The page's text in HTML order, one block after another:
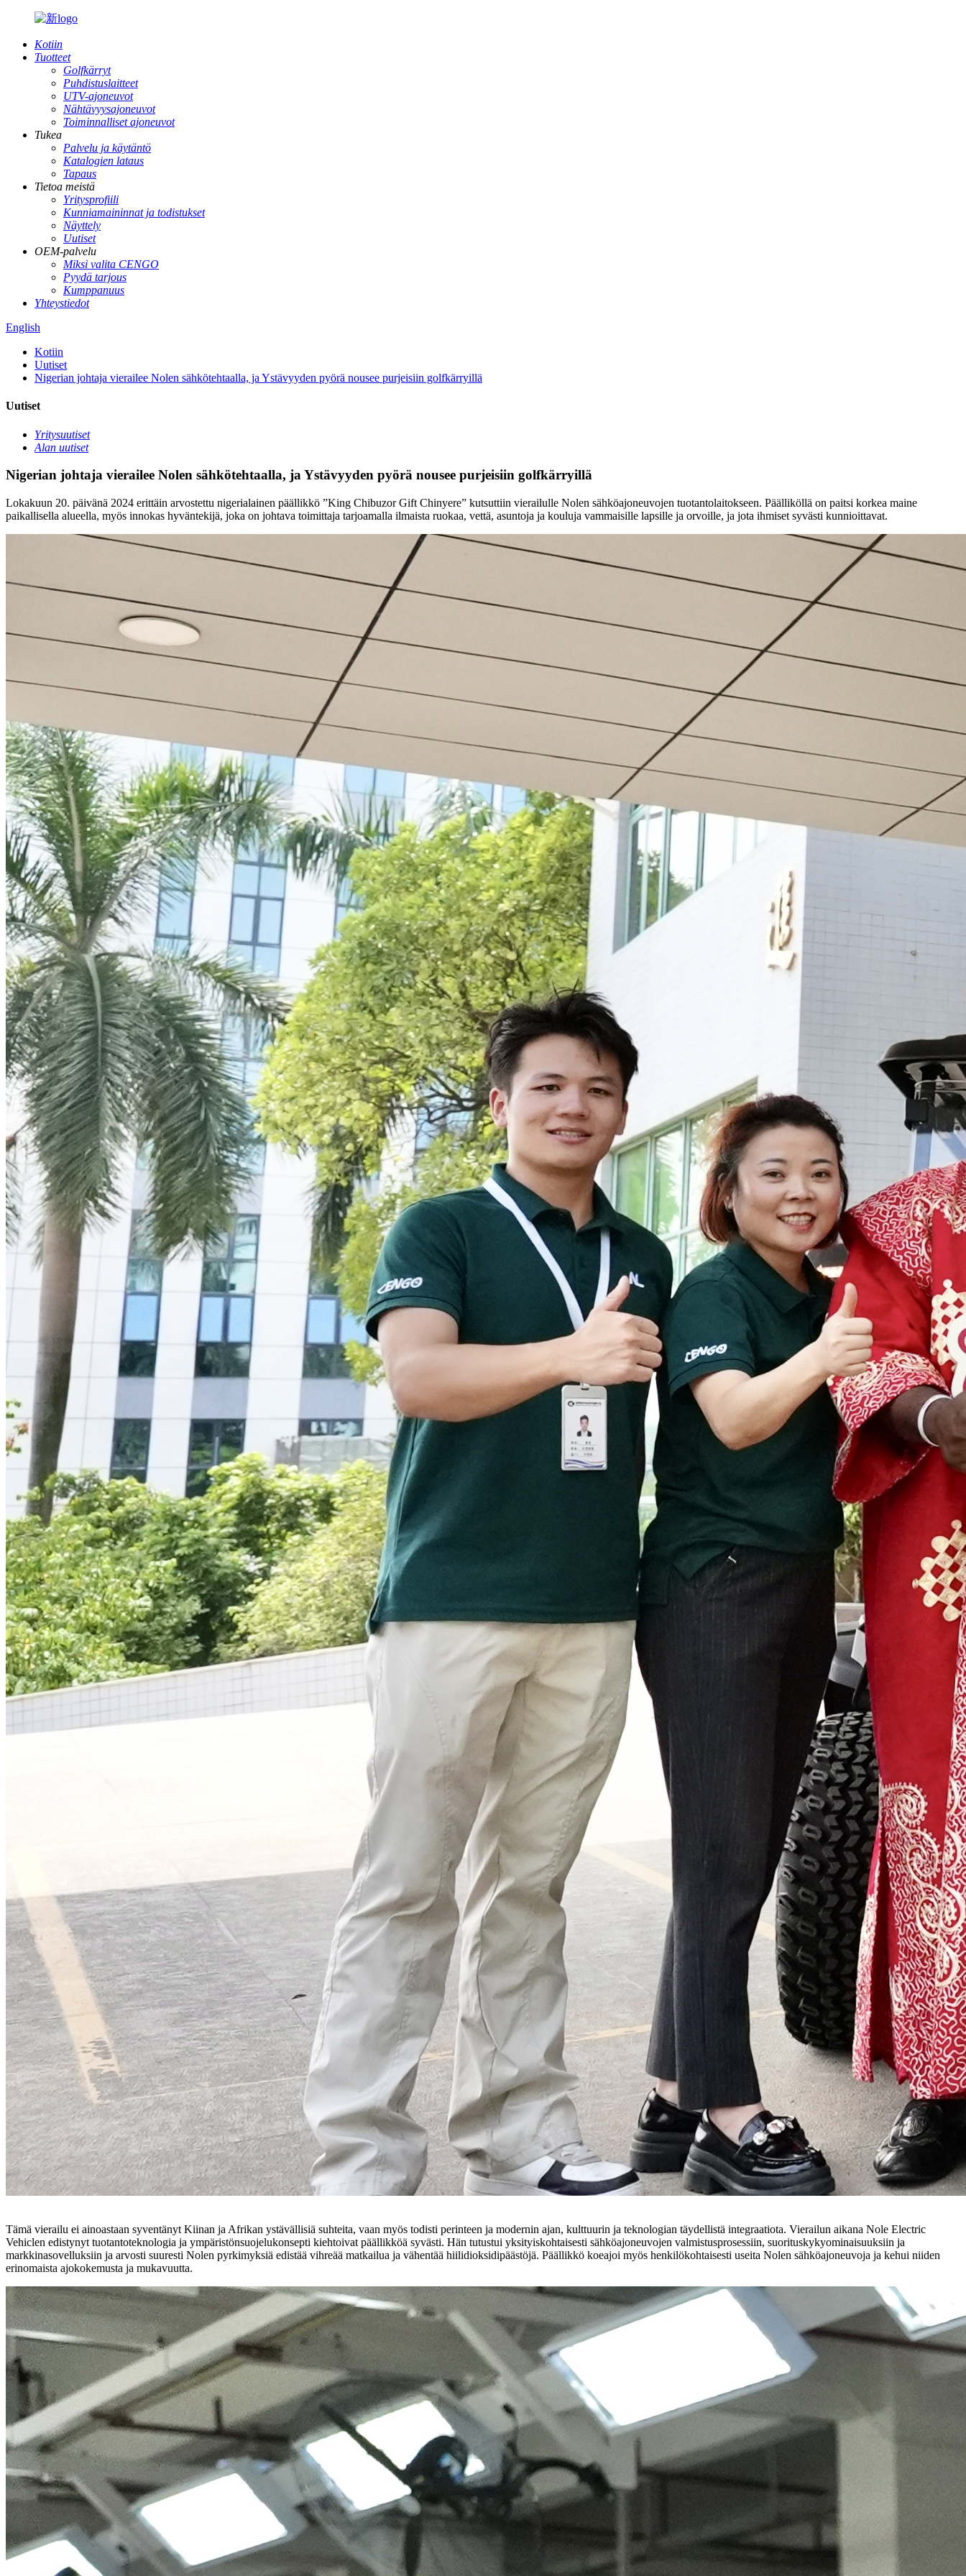
Kotiin
Tuotteet
Golfkärryt
Puhdistuslaitteet
UTV-ajoneuvot
Nähtävyysajoneuvot
Toiminnalliset ajoneuvot
Tukea
Palvelu ja käytäntö
Katalogien lataus
Tapaus
Tietoa meistä
Yritysprofiili
Kunniamaininnat ja todistukset
Näyttely
Uutiset
OEM-palvelu
Miksi valita CENGO
Pyydä tarjous
Kumppanuus
Yhteystiedot
English
Kotiin
Uutiset
Nigerian johtaja vierailee Nolen sähkötehtaalla, ja Ystävyyden pyörä nousee purjeisiin golfkärryillä
Uutiset
Yritysuutiset
Alan uutiset
Nigerian johtaja vierailee Nolen sähkötehtaalla, ja Ystävyyden pyörä nousee purjeisiin golfkärryillä
Lokakuun 20. päivänä 2024 erittäin arvostettu nigerialainen päällikkö ”King Chibuzor Gift Chinyere” kutsuttiin vierailulle Nolen sähköajoneuvojen tuotantolaitokseen. Päälliköllä on paitsi korkea maine
paikallisella alueella, myös innokas hyväntekijä, joka on johtava toimittaja tarjoamalla ilmaista ruokaa, vettä, asuntoja ja kouluja vammaisille lapsille ja orvoille, ja jota ihmiset syvästi kunnioittavat.
Tämä vierailu ei ainoastaan ​​syventänyt Kiinan ja Afrikan ystävällisiä suhteita, vaan myös todisti perinteen ja modernin ajan, kulttuurin ja teknologian täydellistä integraatiota. Vierailun aikana Nole Electric
Vehiclen edistynyt tuotantoteknologia ja ympäristönsuojelukonsepti kiehtoivat päällikköä syvästi. Hän tutustui yksityiskohtaisesti sähköajoneuvojen valmistusprosessiin, suorituskykyominaisuuksiin ja
markkinasovelluksiin ja arvosti suuresti Nolen pyrkimyksiä edistää vihreää matkailua ja vähentää hiilidioksidipäästöjä. Päällikkö koeajoi myös henkilökohtaisesti useita Nolen sähköajoneuvoja ja kehui niiden
erinomaista ajokokemusta ja mukavuutta.